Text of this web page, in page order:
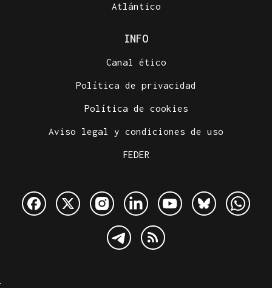
Atlántico
INFO
Canal ético
Política de privacidad
Política de cookies
Aviso legal y condiciones de uso
FEDER